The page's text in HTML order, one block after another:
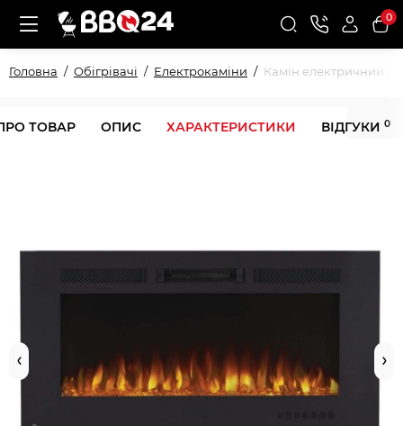
0
Головна Обігрівачі Електрокаміни Камін електричний
ТОВАР ОПИС ХАРАКТЕРИСТИКИ ВІДГУКИ 0